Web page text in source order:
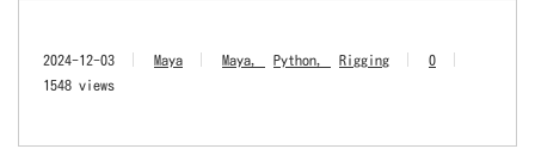
2024-12-03 Maya Maya Python Rigging
0
1548 views